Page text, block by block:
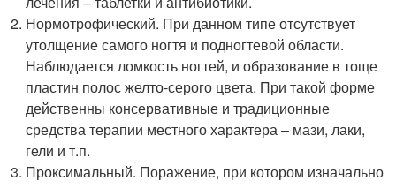
Нормотрофический. При данном типе отсутствует
утолщение самого ногтя и подногтевой области.
Наблюдается ломкость ногтей, и образование в тоще
пластин полос желто-серого цвета. При такой форме
действенны консервативные и традиционные
средства терапии местного характера – мази, лаки,
гели и т.п.
Проксимальный. Поражение, при котором изначально